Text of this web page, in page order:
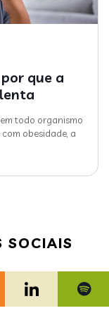
que a
todo organismo
obesidade, a
SOCIAIS